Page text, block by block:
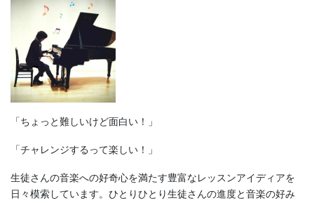
「ちょっと難しいけど面白い！」
「チャレンジするって楽しい！」
生徒さんの音楽への好奇心を満たす豊富なレッスンアイディアを
日々模索しています。ひとりひとり生徒さんの進度と音楽の好み